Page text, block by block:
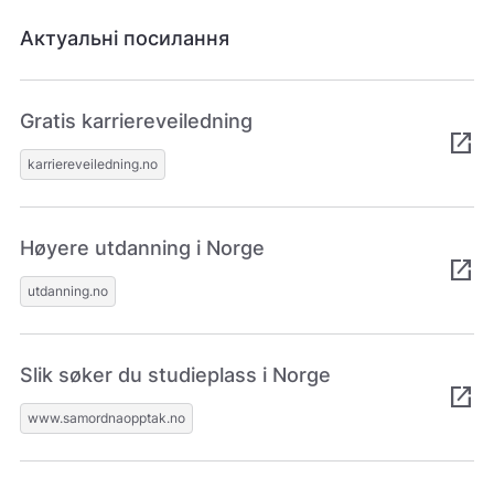
Актуальні посилання
Gratis karriereveiledning
karriereveiledning.no
open_in_new
Høyere utdanning i Norge
utdanning.no
open_in_new
Slik søker du studieplass i Norge
www.samordnaopptak.no
open_in_new
k
e
å
m
e
n
g
e